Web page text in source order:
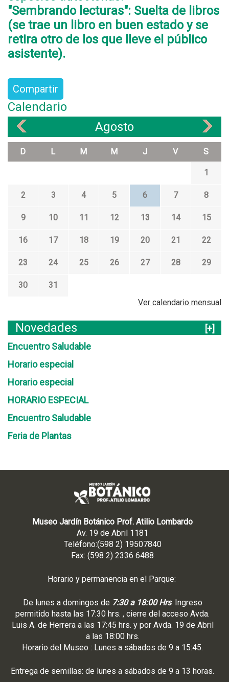
"Sembrando lecturas": Suelta de libros
(se trae un libro en buen estado y se
retira otro de los que lleve el público
asistente).
Compartir
Calendario
Agosto
D L M M J V S
1
2 3 4 5 6 7 8
9 10 11 12 13 14 15
16 17 18 19 20 21 22
23 24 25 26 27 28 29
30
31
Ver calendario mensual
Novedades
[+]
Encuentro Saludable
Horario especial
Horario especial
HORARIO ESPECIAL
Encuentro Saludable
Feria de Plantas
Museo Jardín Botánico Prof. Atilio Lombardo
Av. 19 de Abril 1181
Teléfono:(598 2) 19507840
Fax: (598 2) 2336 6488
Horario y permanencia en el Parque:
De lunes a domingos de 7:30 a 18:00 Hrs. Ingreso
permitido hasta las 17:30 hrs. , cierre del acceso Avda.
Luis A. de Herrera a las 17:45 hrs. y por Avda. 19 de Abril
a las 18:00 hrs.
Horario del Museo : Lunes a sábados de 9 a 15:45.
Entrega de semillas: de lunes a sábados de 9 a 13 horas.